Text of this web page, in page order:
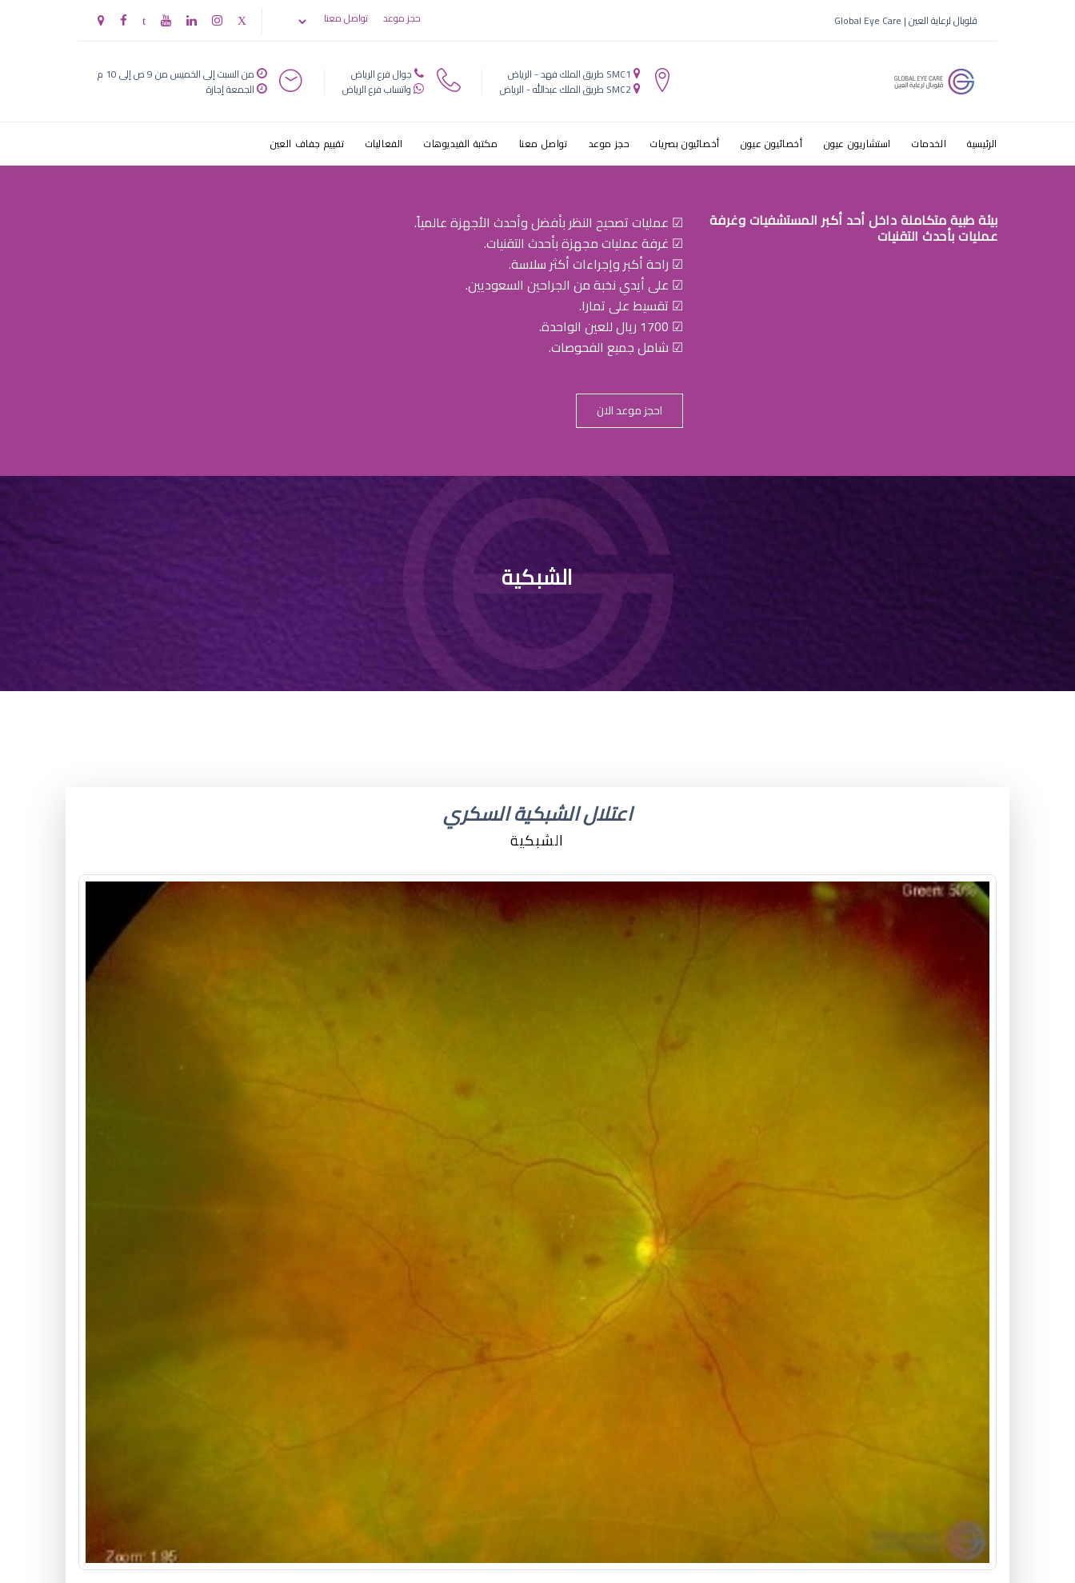
قلوبال لرعاية العين | Global Eye Care حجز موعد تواصل معنا
SMC1 طريق الملك فهد - الرياض
SMC2 طريق الملك عبدالله - الرياض
جوال فرع الرياض
واتساب فرع الرياض
من السبت إلى الخميس من 9 ص إلى 10 م
الجمعة إجازة
الرئيسية الخدمات استشاريون عيون أخصائيون عيون أخصائيون بصريات حجز موعد تواصل معنا مكتبة الفيديوهات الفعاليات تقييم جفاف العين
بيئة طبية متكاملة داخل أحد أكبر المستشفيات وغرفة
عمليات بأحدث التقنيات
☑ عمليات تصحيح النظر بأفضل وأحدث الأجهزة عالمياً.
☑ غرفة عمليات مجهزة بأحدث التقنيات.
☑ راحة أكبر وإجراءات أكثر سلاسة.
☑ على أيدي نخبة من الجراحين السعوديين.
☑ تقسيط على تمارا.
☑ 1700 ريال للعين الواحدة.
☑ شامل جميع الفحوصات.
احجز موعد الان
الشبكية
اعتلال الشبكية السكري
الشبكية